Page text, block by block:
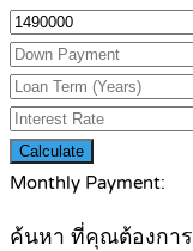
Calculate
Monthly Payment:
ค้นหา ที่คุณต้องการ